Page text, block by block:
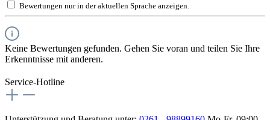
Bewertungen nur in der aktuellen Sprache anzeigen.
Keine Bewertungen gefunden. Gehen Sie voran und teilen Sie Ihre
Erkenntnisse mit anderen.
Service-Hotline